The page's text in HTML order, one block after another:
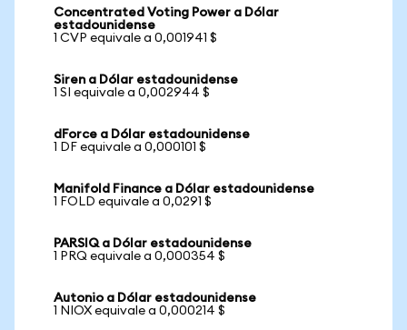
Concentrated Voting Power a Dólar
estadounidense
1 CVP equivale a 0,001941 $
Siren a Dólar estadounidense
1 SI equivale a 0,002944 $
dForce a Dólar estadounidense
1 DF equivale a 0,000101 $
Manifold Finance a Dólar estadounidense
1 FOLD equivale a 0,0291 $
PARSIQ a Dólar estadounidense
1 PRQ equivale a 0,000354 $
Autonio a Dólar estadounidense
1 NIOX equivale a 0,000214 $